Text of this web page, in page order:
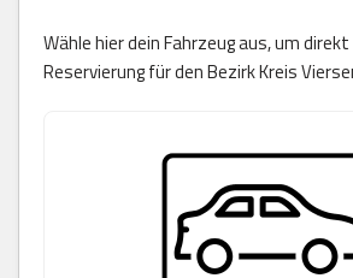
Wähle hier dein Fahrzeug aus, um
Reservierung für den Bezirk Kreis